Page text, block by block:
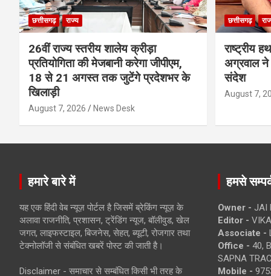
छत्तीसगढ़ राज्य
26वीं राज्य स्तरीय शालेय क्रीड़ा
प्रतियोगिता की मेजबानी करेगा जीपीएम,
18 से 21 अगस्त तक जुटेंगे प्रदेशभर के
खिलाड़ी
August 7, 2026 News Desk
छत्तीसगढ़
राष्ट्रीय
अग्रवाल ने
संदेश
August 7,
हमारे बारे में
यह एक हिंदी वेब न्यूज़ पोर्टल है जिसमें ब्रेकिंग न्यूज़ के
अलावा राजनीति, प्रशासन, ट्रेंडिंग न्यूज, बॉलीवुड, खेल
जगत, लाइफस्टाइल, बिजनेस, सेहत, ब्यूटी, रोजगार तथा
टेक्नोलॉजी से संबंधित खबरें पोस्ट की जाती है।
Disclaimer - समाचार से सम्बंधित किसी भी तरह के
हमसे
Owner - JAI
Editor -
Associate -
Office - 40,
SAPNA
Mobile -